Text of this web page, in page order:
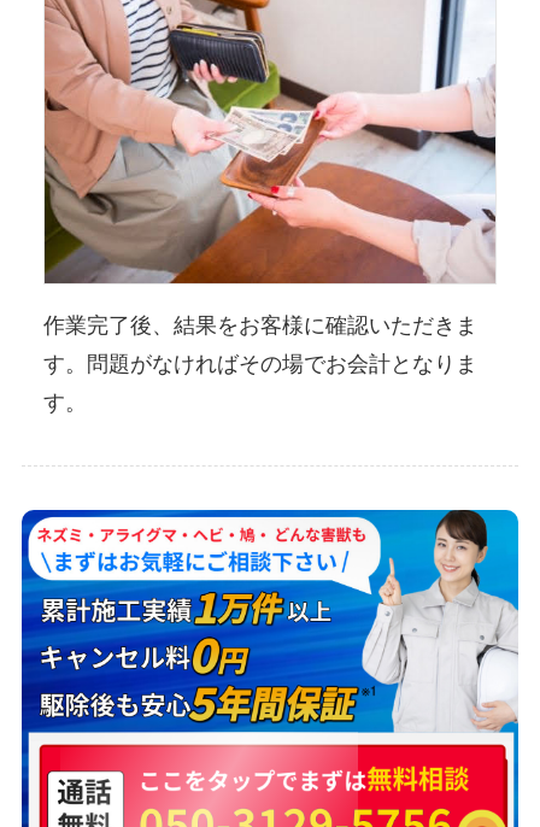
作業完了後、結果をお客様に確認いただきま
す。問題がなければその場でお会計となりま
す。